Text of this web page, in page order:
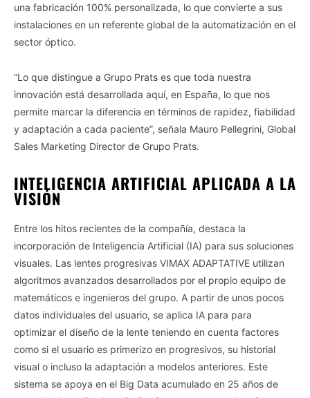
una fabricación 100% personalizada, lo que convierte a sus
instalaciones en un referente global de la automatización en el
sector óptico.
“Lo que distingue a Grupo Prats es que toda nuestra
innovación está desarrollada aquí, en España, lo que nos
permite marcar la diferencia en términos de rapidez, fiabilidad
y adaptación a cada paciente”, señala Mauro Pellegrini, Global
Sales Marketing Director de Grupo Prats.
INTELIGENCIA ARTIFICIAL APLICADA A LA
VISIÓN
Entre los hitos recientes de la compañía, destaca la
incorporación de Inteligencia Artificial (IA) para sus soluciones
visuales. Las lentes progresivas VIMAX ADAPTATIVE utilizan
algoritmos avanzados desarrollados por el propio equipo de
matemáticos e ingenieros del grupo. A partir de unos pocos
datos individuales del usuario, se aplica IA para para
optimizar el diseño de la lente teniendo en cuenta factores
como si el usuario es primerizo en progresivos, su historial
visual o incluso la adaptación a modelos anteriores. Este
sistema se apoya en el Big Data acumulado en 25 años de